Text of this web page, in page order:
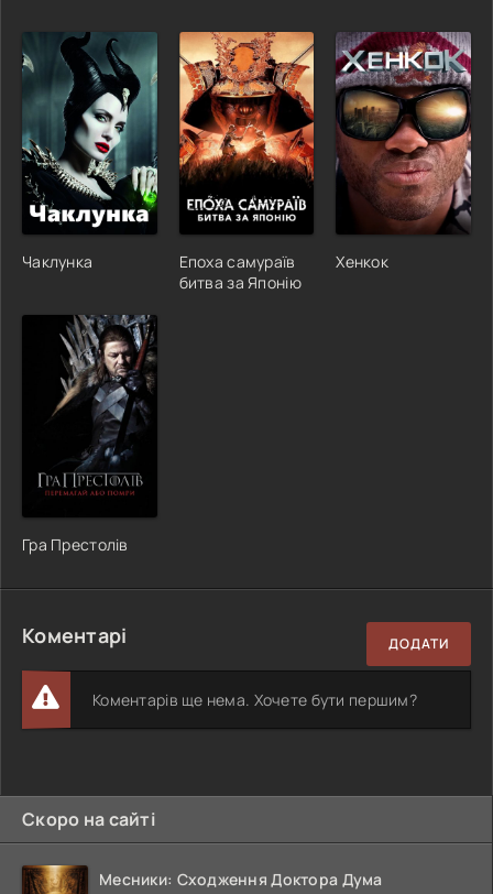
Чаклунка
Епоха самураїв
битва за Японію
Хенкок
Гра Престолів
Коментарі ДОДАТИ
Коментарів ще нема. Хочете бути першим?
Скоро на сайті
Месники: Сходження Доктора Дума